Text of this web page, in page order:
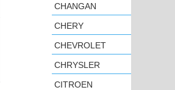
CHANGAN
CHERY
CHEVROLET
CHRYSLER
CITROEN